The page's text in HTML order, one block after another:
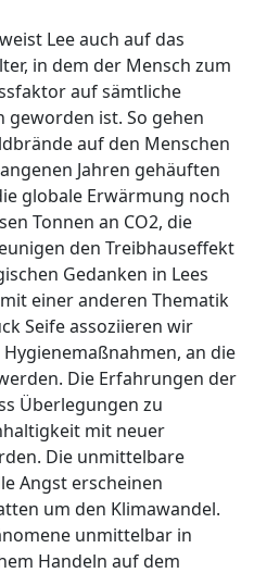
Lee auch auf das
in dem der Mensch zum
auf sämtliche
geworden ist. So gehen
auf den Menschen
Jahren gehäuften
globale Erwärmung noch
Tonnen an CO2, die
den Treibhauseffekt
Gedanken in Lees
einer anderen Thematik
Seife assoziieren wir
an die
Die Erfahrungen der
Überlegungen zu
mit neuer
Die unmittelbare
Angst erscheinen
um den Klimawandel.
unmittelbar in
Handeln auf dem